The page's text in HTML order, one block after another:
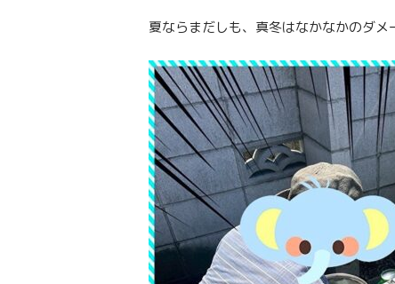
夏ならまだしも、真冬はなかなかのダメ